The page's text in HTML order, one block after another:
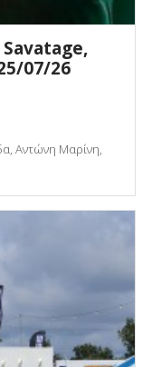
07/26
Αντώνη Μαρίνη,